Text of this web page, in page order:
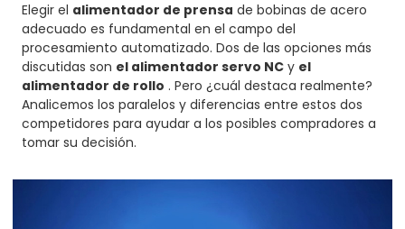
Elegir el alimentador de prensa de bobinas de acero
adecuado es fundamental en el campo del
procesamiento automatizado. Dos de las opciones más
discutidas son el alimentador servo NC y el
alimentador de rollo . Pero ¿cuál destaca realmente?
Analicemos los paralelos y diferencias entre estos dos
competidores para ayudar a los posibles compradores a
tomar su decisión.